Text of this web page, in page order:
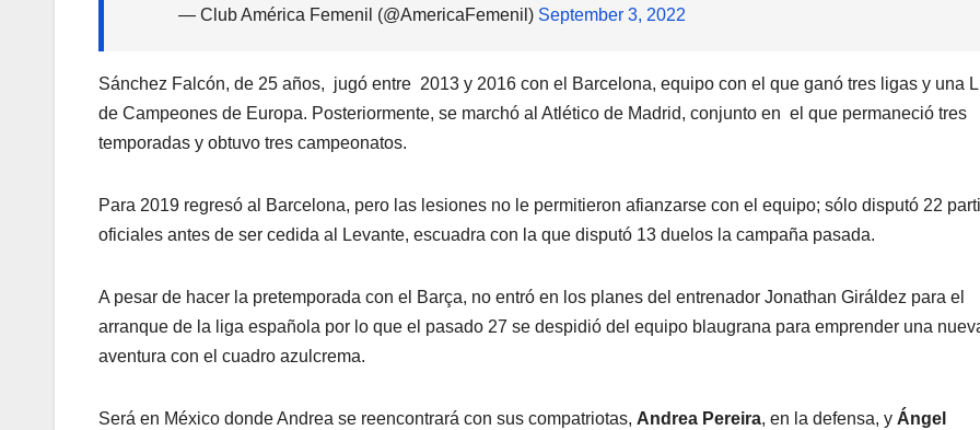
— Club América Femenil (@AmericaFemenil) September 3, 2022
Sánchez Falcón, de 25 años, jugó entre 2013 y 2016 con el Barcelona, equipo con el que ganó tres ligas y una
de Campeones de Europa. Posteriormente, se marchó al Atlético de Madrid, conjunto en el que permaneció tres
temporadas y obtuvo tres campeonatos.
Para 2019 regresó al Barcelona, pero las lesiones no le permitieron afianzarse con el equipo; sólo disputó 22
oficiales antes de ser cedida al Levante, escuadra con la que disputó 13 duelos la campaña pasada.
A pesar de hacer la pretemporada con el Barça, no entró en los planes del entrenador Jonathan Giráldez para el
arranque de la liga española por lo que el pasado 27 se despidió del equipo blaugrana para emprender una
aventura con el cuadro azulcrema.
Será en México donde Andrea se reencontrará con sus compatriotas, Andrea Pereira, en la defensa, y Ángel